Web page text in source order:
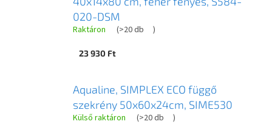
020-DSM
Raktáron (>20 db )
23 930 Ft
Aqualine, SIMPLEX ECO függő
szekrény 50x60x24cm, SIME530
Külső raktáron (>20 db )